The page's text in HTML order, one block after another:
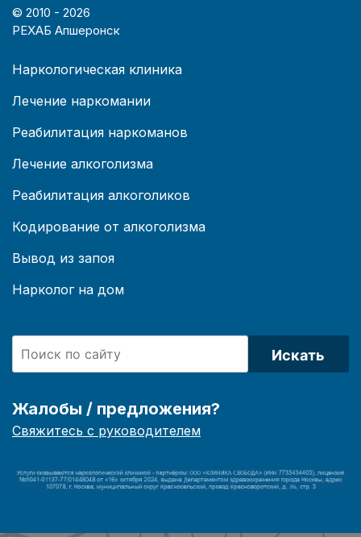
© 2010 - 2026
РЕХАБ Апшеронск
Наркологическая клиника
Лечение наркомании
Реабилитация наркоманов
Лечение алкоголизма
Реабилитация алкоголиков
Кодирование от алкоголизма
Вывод из запоя
Нарколог на дом
Искать
Жалобы / предложения?
Свяжитесь с руководителем